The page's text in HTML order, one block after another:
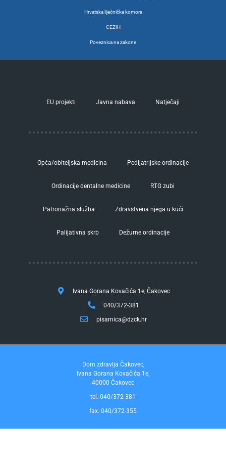
Hrvatska liječnička komora
CEZIH
Poveznica na zakone
EU projekti Javna nabava Natječaji
Opća/obiteljska medicina Pedijatrijske ordinacije
Ordinacije dentalne medicine RTG zubi
Patronažna služba Zdravstvena njega u kući
Palijativna skrb Dežurne ordinacije
Ivana Gorana Kovačića 1e, Čakovec
040/372-381
pisarnica@dzck.hr
Dom zdravlja Čakovec,
Ivana Gorana Kovačića 1e,
40000 Čakovec
tel. 040/372-381
fax. 040/372-355
Pravo na pristup informacijama